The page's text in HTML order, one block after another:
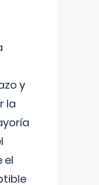
y
la
el